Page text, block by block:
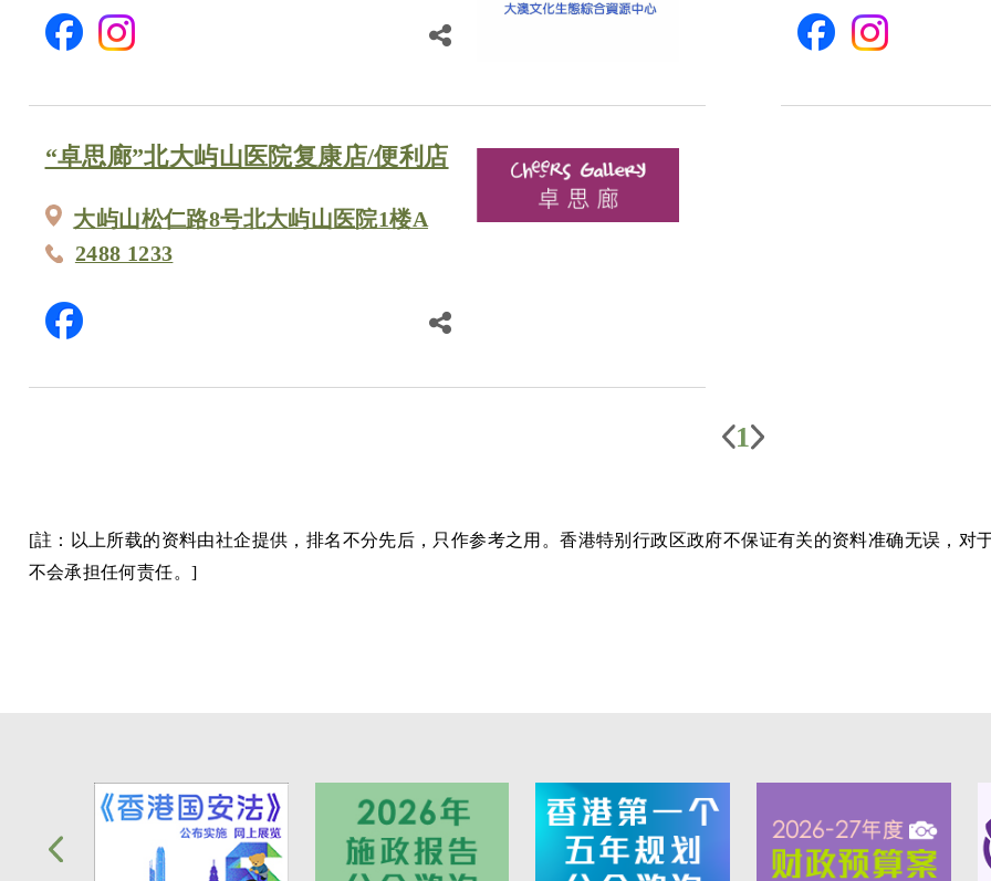
“卓思廊”北大屿山医院复康店/便利店
大屿山松仁路8号北大屿山医院1楼A
2488 1233
1
[註：以上所载的资料由社企提供，排名不分先后，只作参考之用。香港特别行政区政府不保证有关的资料准确无误，
不会承担任何责任。]